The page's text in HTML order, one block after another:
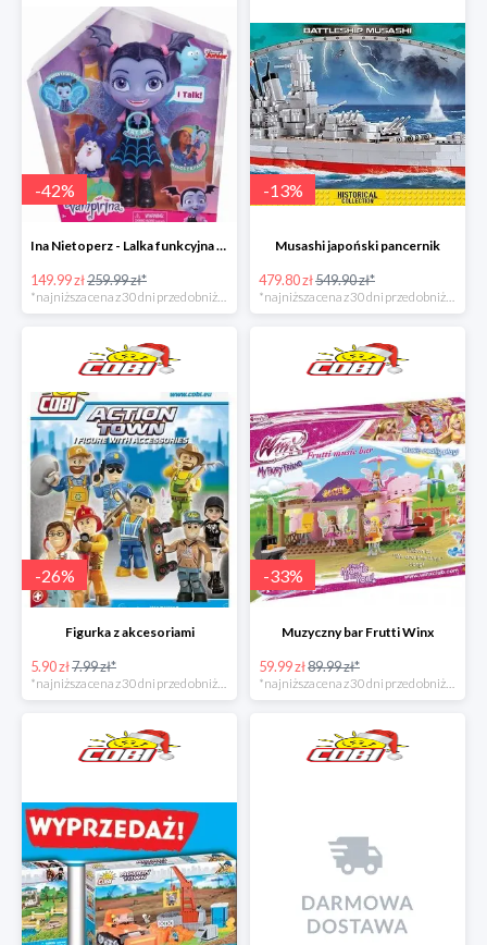
-42%
Ina Nietoperz - Lalka funkcyjna Vampirina
149.99 zł259.99 zł*
*najniższa cena z 30 dni przed obniżką
-13%
Musashi japoński pancernik
479.80 zł549.90 zł*
*najniższa cena z 30 dni przed obniżką
-26%
Figurka z akcesoriami
5.90 zł7.99 zł*
-33%
Muzyczny bar Frutti Winx
59.99 zł89.99 zł*